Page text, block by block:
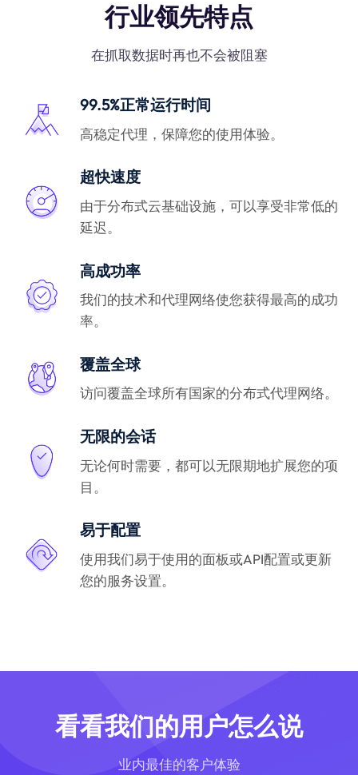
行业领先特点
在抓取数据时再也不会被阻塞
99.5%正常运行时间
高稳定代理，保障您的使用体验。
超快速度
由于分布式云基础设施，可以享受非常低的
延迟。
高成功率
我们的技术和代理网络使您获得最高的成功
率。
覆盖全球
访问覆盖全球所有国家的分布式代理网络。
无限的会话
无论何时需要，都可以无限期地扩展您的项
目。
易于配置
使用我们易于使用的面板或API配置或更新
您的服务设置。
看看我们的用户怎么说
业内最佳的客户体验